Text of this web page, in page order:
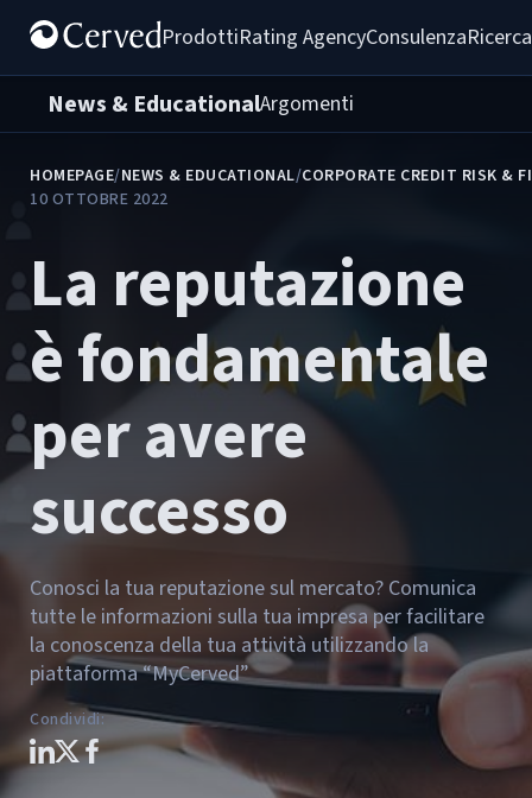
ProdottiRating AgencyConsulenza
News & EducationalArgomenti
HOMEPAGE/NEWS & EDUCATIONAL/CORPORATE CREDIT RISK &
10 OTTOBRE 2022
La reputazione
è fondamentale
per avere
successo
Conosci la tua reputazione sul mercato? Comunica
tutte le informazioni sulla tua impresa per facilitare
la conoscenza della tua attività utilizzando la
piattaforma “MyCerved”
Condividi: